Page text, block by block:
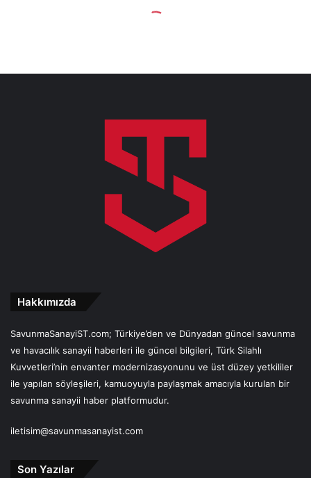
Hakkımızda
SavunmaSanayiST.com; Türkiye’den ve Dünyadan güncel savunma
ve havacılık sanayii haberleri ile güncel bilgileri, Türk Silahlı
Kuvvetleri’nin envanter modernizasyonunu ve üst düzey yetkililer
ile yapılan söyleşileri, kamuoyuyla paylaşmak amacıyla kurulan bir
savunma sanayii haber platformudur.
iletisim@savunmasanayist.com
Son Yazılar